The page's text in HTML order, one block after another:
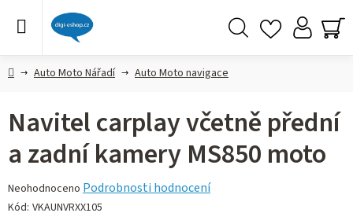
DomůAuto Moto Nářadí Auto Moto navigace
Navitel carplay včetně přední
a zadní kamery MS850 moto
Průměrné
hodnocení
Neohodnoceno Podrobnosti hodnocení
Kód: VKAUNVRXX105